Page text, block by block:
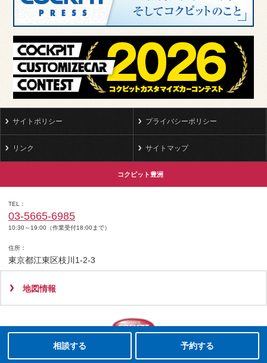
サイトポリシー プライバシーポリシー
リンク サイトマップ
コクピット豊洲
TEL
03-5665-6985
10:30～19:00（作業受付18:00まで）
住所
東京都江東区枝川1-2-3
地図情報
Copyright(C)2008-2022 COCKPIT TOYOSU.All rights reserved.
相談する 予約する